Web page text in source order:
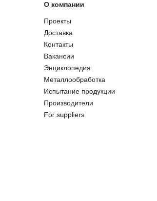
О компании
Проекты
Доставка
Контакты
Вакансии
Энциклопедия
Металлообработка
Испытание продукции
Производители
For suppliers